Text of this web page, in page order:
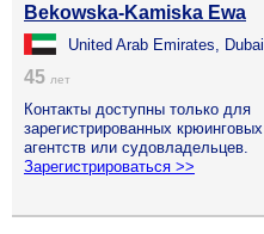
Bekowska-Kamiska Ewa
United Arab Emirates, Dubai
45 лет
Контакты доступны только для
зарегистрированных крюинговых
агентств или судовладельцев.
Зарегистрироваться >>